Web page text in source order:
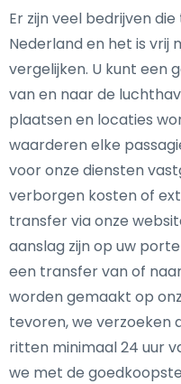
Er zijn veel bedrijven
Nederland en het is vrij
vergelijken. U kunt een
van en naar de
plaatsen en locaties
waarderen elke
voor onze diensten
verborgen kosten of
transfer via onze
aanslag zijn op uw
een transfer van of
worden gemaakt op
tevoren, we verzoeken
ritten minimaal 24 uur
we met de